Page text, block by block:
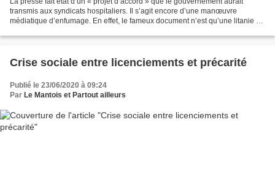
transmis aux syndicats hospitaliers. Il s’agit encore d’une manœuvre
médiatique d’enfumage. En effet, le fameux document n’est qu’une litanie de
Crise sociale entre licenciements et précarité
Publié le 23/06/2020 à 09:24
Par Le Mantois et Partout ailleurs